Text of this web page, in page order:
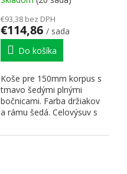
€93,38 bez DPH
€114,86 / sada
Do košíka
Koše pre 150mm korpus s
tmavo šedými plnými
bočnicami. Farba držiakov
a rámu šedá. Celovýsuv s